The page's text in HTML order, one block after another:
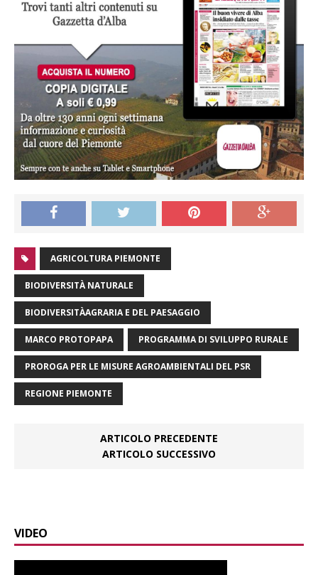
AGRICOLTURA PIEMONTE
BIODIVERSITÀ NATURALE
BIODIVERSITÀAGRARIA E DEL PAESAGGIO
MARCO PROTOPAPA PROGRAMMA DI SVILUPPO RURALE
PROROGA PER LE MISURE AGROAMBIENTALI DEL PSR
REGIONE PIEMONTE
ARTICOLO PRECEDENTE
ARTICOLO SUCCESSIVO
VIDEO